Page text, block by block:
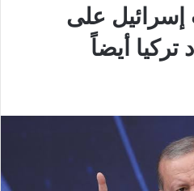
على
تركيا أيضاً